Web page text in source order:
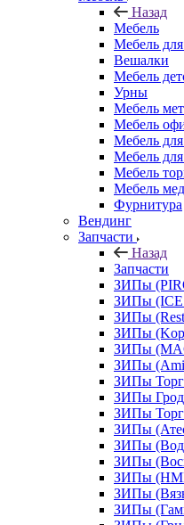
Назад
Мебель
Мебель
Вешалки
Мебель
Урны
Мебель
Мебель
Мебель
Мебель
Мебель
Мебель
Фурнитура
Вендинг
Запчасти
Назад
Запчасти
ЗИПы
ЗИПы (ICE
ЗИПы
ЗИПы
ЗИПы
ЗИПы
ЗИПы
ЗИПы
ЗИПы
ЗИПы
ЗИПы
ЗИПы
ЗИПы
ЗИПы
ЗИПы